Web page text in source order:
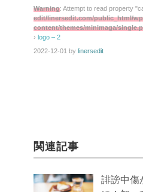
Warning: Attempt to read property
edit/linersedit.com/public_html/
content/themes/minimaga/
› logo – 2
2022-12-01 by linersedit
関連記事
誹謗中傷